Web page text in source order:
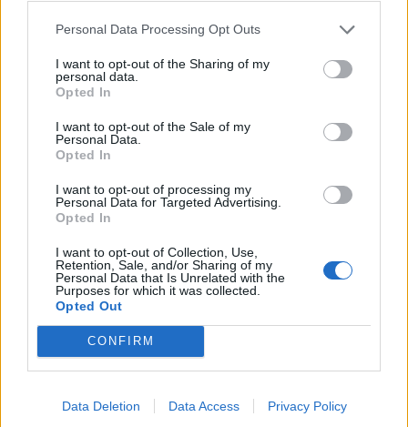
Personal Data Processing Opt Outs
I want to opt-out of the Sharing of my
personal data.
Opted In
I want to opt-out of the Sale of my
Personal Data.
Opted In
I want to opt-out of processing my
Personal Data for Targeted Advertising.
Opted In
I want to opt-out of Collection, Use,
Retention, Sale, and/or Sharing of my
Personal Data that Is Unrelated with the
Purposes for which it was collected.
Opted Out
CONFIRM
Data Deletion Data Access Privacy Policy
πυρκαγιάς είναι σημαντικά υψηλότερη από ό,τι στο
παρακείμενο άθικτο δάσος», σύμφωνα με τα
συμπεράσματα του WSL τα οποία δημοσιεύτηκαν
πρόσφατα.
Το θετικό αυτό συμπέρασμα δεν πρέπει όμως να
μας επαναπαύει, διότι πρέπει να περιμένουμε πολύ
για να γίνει το δάσος όπως ήταν πριν τις πυρκαγιές.
Μπορεί να χρειαστούν αρκετές δεκαετίες
συμπεράσματά τους. Σε αυτά κάθε άλλο παρά